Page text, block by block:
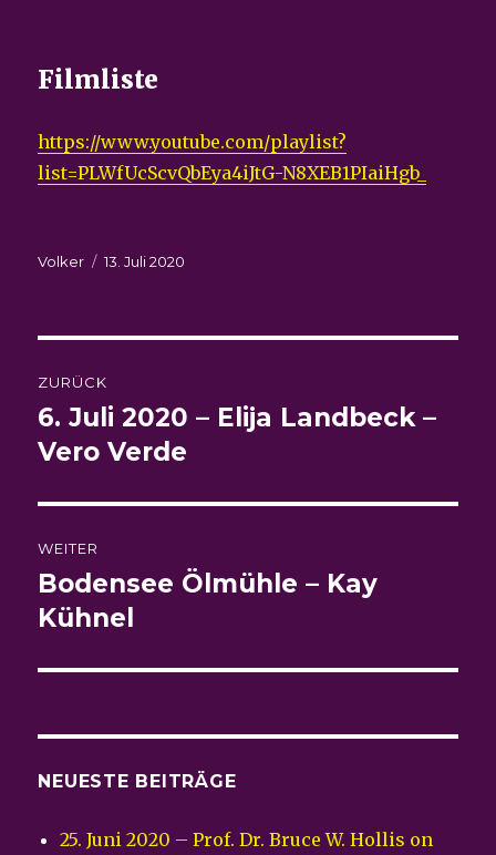
Filmliste
https://www.youtube.com/playlist?
list=PLWfUcScvQbEya4iJtG-N8XEB1PIaiHgb_
Autor
Volker
Veröffentlicht
13. Juli 2020
ZURÜCK
Vorheriger
Beitrag:
6. Juli 2020 – Elija Landbeck –
Vero Verde
WEITER
Nächster
Beitrag:
Bodensee Ölmühle – Kay
Kühnel
NEUESTE BEITRÄGE
25. Juni 2020 – Prof. Dr. Bruce W. Hollis on